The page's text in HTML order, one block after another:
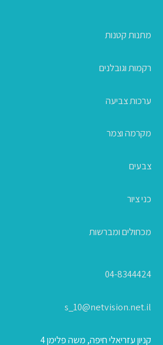
מתנות קטנות
רקמות וגובלנים
ערכות צביעה
מקרמה וצמר
צבעים
כני ציור
מכחולים ומברשות
04-8344424
s_10@netvision.net.il
קניון עזריאלי חיפה, משה פלימן 4